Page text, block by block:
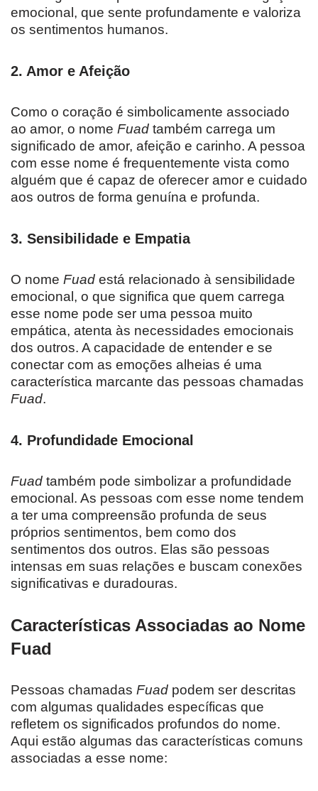
emocional, que sente profundamente e valoriza
os sentimentos humanos.
2. Amor e Afeição
Como o coração é simbolicamente associado
ao amor, o nome Fuad também carrega um
significado de amor, afeição e carinho. A pessoa
com esse nome é frequentemente vista como
alguém que é capaz de oferecer amor e cuidado
aos outros de forma genuína e profunda.
3. Sensibilidade e Empatia
O nome Fuad está relacionado à sensibilidade
emocional, o que significa que quem carrega
esse nome pode ser uma pessoa muito
empática, atenta às necessidades emocionais
dos outros. A capacidade de entender e se
conectar com as emoções alheias é uma
característica marcante das pessoas chamadas
Fuad.
4. Profundidade Emocional
Fuad também pode simbolizar a profundidade
emocional. As pessoas com esse nome tendem
a ter uma compreensão profunda de seus
próprios sentimentos, bem como dos
sentimentos dos outros. Elas são pessoas
intensas em suas relações e buscam conexões
significativas e duradouras.
Características Associadas ao Nome
Fuad
Pessoas chamadas Fuad podem ser descritas
com algumas qualidades específicas que
refletem os significados profundos do nome.
Aqui estão algumas das características comuns
associadas a esse nome: